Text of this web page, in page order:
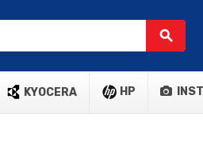
search
KYOCERA HP